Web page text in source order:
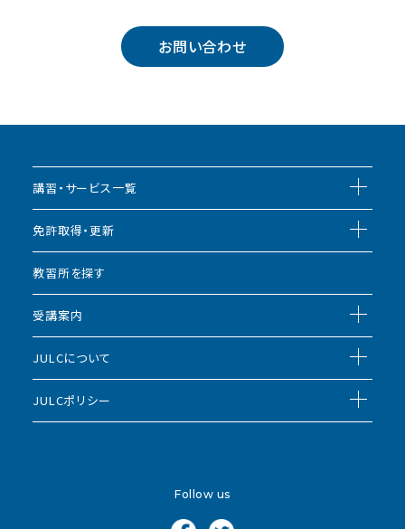
お問い合わせ
講習・サービス一覧
免許取得・更新
教習所を探す
受講案内
JULCについて
JULCポリシー
Follow us